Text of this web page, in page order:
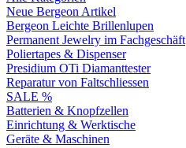
Neue Bergeon Artikel
Bergeon Leichte Brillenlupen
Permanent Jewelry im Fachgeschäft
Poliertapes & Dispenser
Presidium OTi Diamanttester
Reparatur von Faltschliessen
SALE %
Batterien & Knopfzellen
Einrichtung & Werktische
Geräte & Maschinen